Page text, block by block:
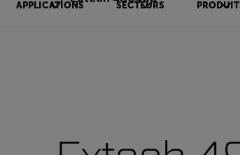
APPLICATIONS SECTEURS